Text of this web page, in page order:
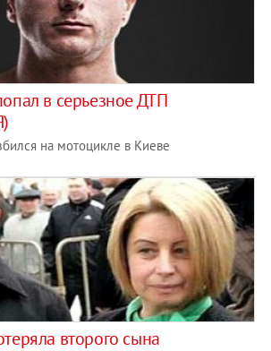
в серьезное ДТП
на мотоцикле в Киеве
второго сына